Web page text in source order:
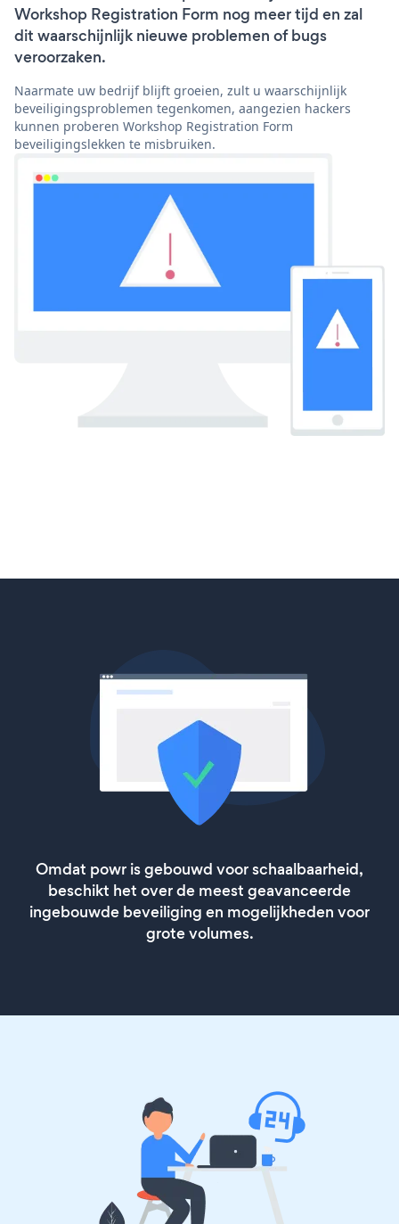
Workshop Registration Form nog meer tijd en zal
dit waarschijnlijk nieuwe problemen of bugs
veroorzaken.
Naarmate uw bedrijf blijft groeien, zult u waarschijnlijk
beveiligingsproblemen tegenkomen, aangezien hackers
kunnen proberen Workshop Registration Form
beveiligingslekken te misbruiken.
Omdat powr is gebouwd voor schaalbaarheid,
beschikt het over de meest geavanceerde
ingebouwde beveiliging en mogelijkheden voor
grote volumes.